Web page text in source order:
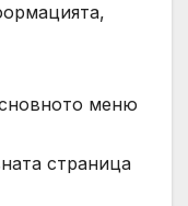
меню
страница